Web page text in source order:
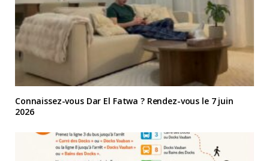
Connaissez-vous Dar El Fatwa ? Rendez-vous le 7 juin
2026